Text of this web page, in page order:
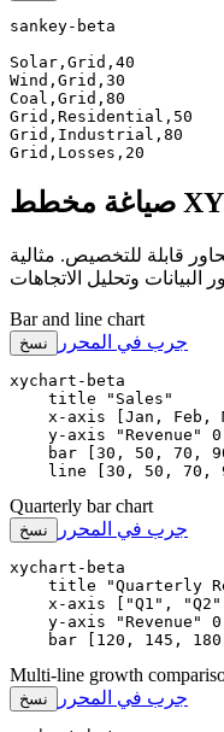
sankey-beta
Solar,Grid,40
Wind,Grid,30
Coal,Grid,80
Grid,Residential,50
Grid,Industrial,80
Grid,Losses,20
صياغة مخطط XY
قابلة للتخصيص. مثالية
Bar and line chart
نسخ جرب في المحرر
xychart-beta
    title "Sales"
x-axis [Jan, Feb,
y-axis "Revenue"
bar [30, 50, 70,
line [30, 50, 70,
Quarterly bar chart
نسخ جرب في المحرر
xychart-beta
title "Quarterly
x-axis ["Q1",
y-axis "Revenue"
bar [120, 145,
Multi-line growth
نسخ جرب في المحرر